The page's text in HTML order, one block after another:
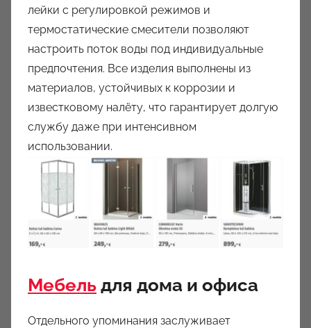
лейки с регулировкой режимов и
термостатические смесители позволяют
настроить поток воды под индивидуальные
предпочтения. Все изделия выполнены из
материалов, устойчивых к коррозии и
известковому налёту, что гарантирует долгую
службу даже при интенсивном
использовании.
Мебель для дома и офиса
Отдельного упоминания заслуживает